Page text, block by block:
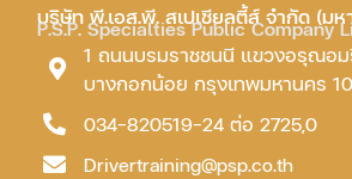
บริษัท พี.เอส.พี. สเปเชียลตี้ส์ จำกัด (มห
P.S.P. Specialties Public Company
1 ถนนบรมราชชนนี แขวงอรุณอม
บางกอกน้อย กรุงเทพมหานคร
034-820519-24 ต่อ 2725,0
Drivertraining@psp.co.th